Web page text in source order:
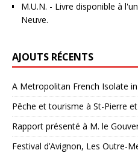
M.U.N. - Livre disponible à
Neuve.
AJOUTS RÉCENTS
A Metropolitan French Isolate
Pêche et tourisme à St-Pierre
Rapport présenté à M. le
Festival d’Avignon, Les Outre-